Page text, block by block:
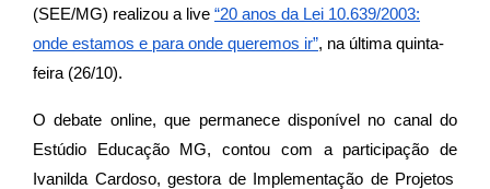
(SEE/MG) realizou a live “20 anos da Lei 10.639/2003:
onde estamos e para onde queremos ir”, na última quinta-
feira (26/10).
O debate online, que permanece disponível no canal do
Estúdio Educação MG, contou com a participação de
Ivanilda Cardoso, gestora de Implementação de Projetos